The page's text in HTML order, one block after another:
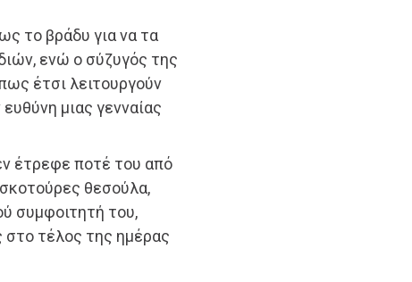
το βράδυ για να τα
ενώ ο σύζυγός της
έτσι λειτουργούν
μιας γενναίας
έτρεφε ποτέ του από
θεσούλα,
συμφοιτητή του,
τέλος της ημέρας